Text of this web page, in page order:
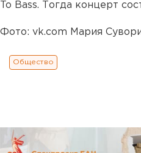
To Bass. Тогда концерт
Фото: vk.com Мария
Общество